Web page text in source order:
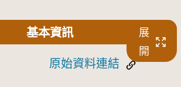
基本資訊
展
開
原始資料連結